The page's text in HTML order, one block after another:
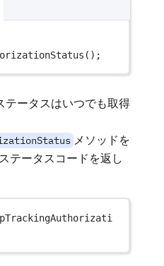
();
テータスはいつでも取得
メソッドを
テータスコードを返し